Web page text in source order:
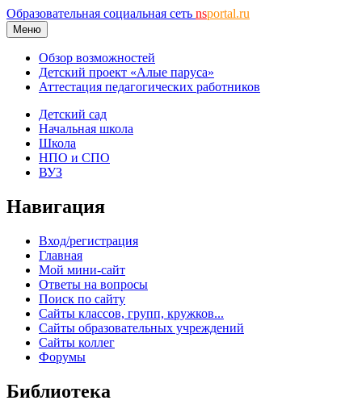
Образовательная социальная сеть nsportal.ru
Меню
Обзор возможностей
Детский проект «Алые паруса»
Аттестация педагогических работников
Детский сад
Начальная школа
Школа
НПО и СПО
ВУЗ
Навигация
Вход/регистрация
Главная
Мой мини-сайт
Ответы на вопросы
Поиск по сайту
Сайты классов, групп, кружков...
Сайты образовательных учреждений
Сайты коллег
Форумы
Библиотека